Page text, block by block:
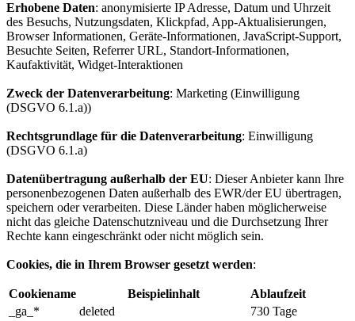
Erhobene Daten: anonymisierte IP Adresse, Datum und Uhrzeit
des Besuchs, Nutzungsdaten, Klickpfad, App-Aktualisierungen,
Browser Informationen, Geräte-Informationen, JavaScript-Support,
Besuchte Seiten, Referrer URL, Standort-Informationen,
Kaufaktivität, Widget-Interaktionen
Zweck der Datenverarbeitung: Marketing (Einwilligung
(DSGVO 6.1.a))
Rechtsgrundlage für die Datenverarbeitung: Einwilligung
(DSGVO 6.1.a)
Datenübertragung außerhalb der EU: Dieser Anbieter kann Ihre
personenbezogenen Daten außerhalb des EWR/der EU übertragen,
speichern oder verarbeiten. Diese Länder haben möglicherweise
nicht das gleiche Datenschutzniveau und die Durchsetzung Ihrer
Rechte kann eingeschränkt oder nicht möglich sein.
Cookies, die in Ihrem Browser gesetzt werden:
Cookiename Beispielinhalt
Ablaufzeit
_ga_*
deleted
730 Tage